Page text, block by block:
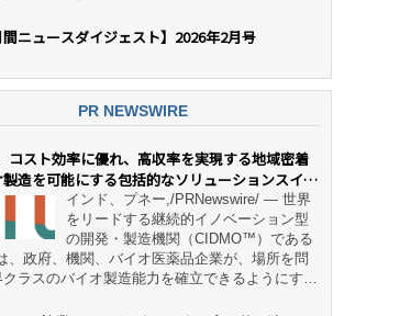
間ニュースダイジェスト】2026年2月号
PR NEWSWIRE
コスト効率に優れ、高収率を実現する地域密着
造を可能にする包括的なソリューションスイー
」 をリリースインド、プネー,/PRNewswire/ — 世界
をリードする継続的イノベーション型
の開発・製造機関（CIDMO™）である
、政府、機関、バイオ医薬品企業が、場所を問
クラスのバイオ製造能力を確立できるようにす